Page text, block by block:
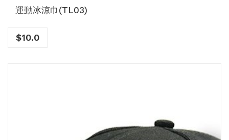
運動冰涼巾(TL03)
$10.0